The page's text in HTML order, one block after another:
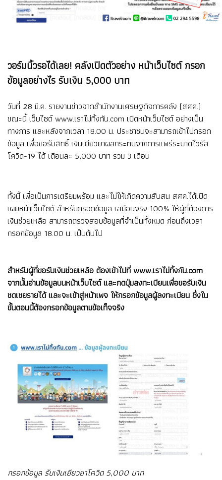
วอร์มนิ้วรอได้เลย! คลังเปิดตัวอย่าง หน้าเว็บไซต์ กรอก
ข้อมูลอย่างไร รับเงิน 5,000 บาท
วันที่ 28 มี.ค. รายงานข่าวจากสำนักงานเศรษฐกิจการคลัง (สศค.)
ขณะนี้ เว็บไซต์ www.เราไม่ทิ้งกัน.com เปิดหน้าเว็บไซต์ อย่างเป็น
ทางการ และหลังจากเวลา 18.00 น. ประชาชนจะสามารถเข้าไปกรอก
ข้อมูล เพื่อขอรับสิทธิ์ เงินเยียวยาผลกระทบจากการแพร่ระบาดไวรัส
โควิด-19 ได้ เดือนละ 5,000 บาท รวม 3 เดือน
ทั้งนี้ เพื่อเป็นการเตรียมพร้อม และไม่ให้เกิดความสับสน สศค.ได้เปิด
เผยหน้าเว็บไซต์ สำหรับกรอกข้อมูล เสมือนจริง 100% ให้ผู้ที่ต้องการ
เงินช่วยเหลือ สามารถตรวจสอบข้อมูลที่จำเป็นทั้งหมด ก่อนถึงเวลา
กรอกข้อมูล 18.00 น. เป็นต้นไป
สำหรับผู้ที่ขอรับเงินช่วยเหลือ ต้องเข้าไปที่ www.เราไม่ทิ้งกัน.com
จากนั้นอ่านข้อมูลบนหน้าเว็บไซต์ และกดปุ่มลงทะเบียนเพื่อขอรับเงิน
ชดเชยรายได้ และจะเข้าสู่หน้าเพจ ให้กรอกข้อมูลผู้ลงทะเบียน ซึ่งใน
ขั้นตอนนี้ต้องกรอกข้อมูลตามข้อเท็จจริง
กรอกข้อมูล รับเงินเยียวยาโควิด 5,000 บาท